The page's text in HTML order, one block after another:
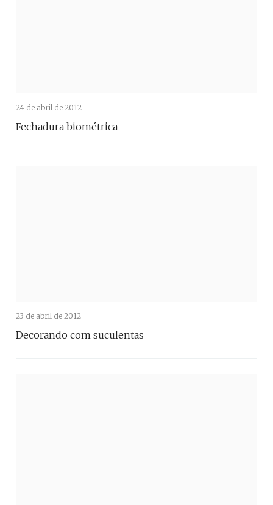
24 de abril de 2012
Fechadura biométrica
23 de abril de 2012
Decorando com suculentas